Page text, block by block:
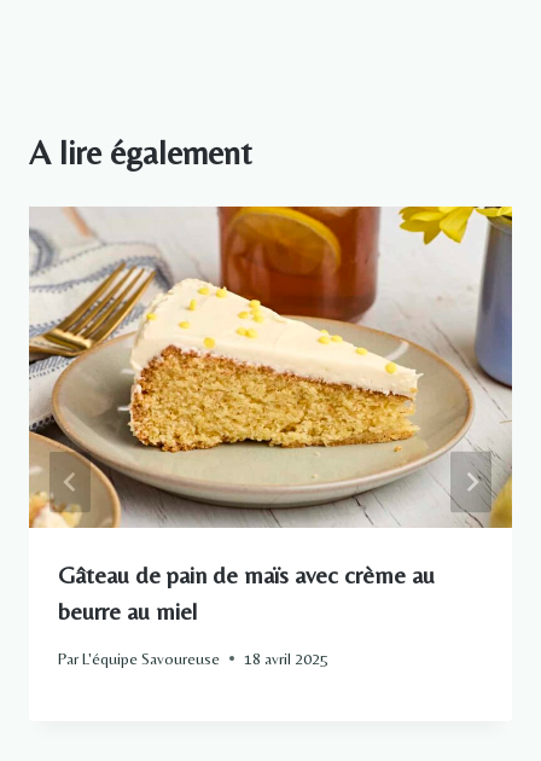
A lire également
Gâteau de pain de maïs avec crème au
beurre au miel
ParL'équipe Savoureuse 18 avril 2025